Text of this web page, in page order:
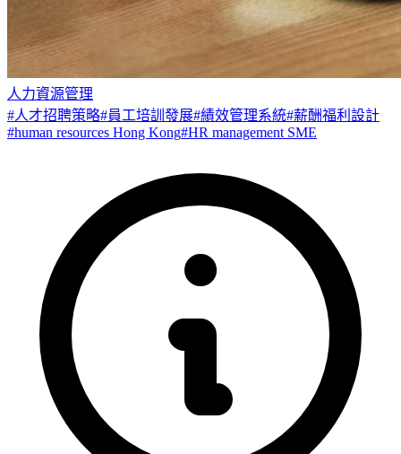
人力資源管理
#人才招聘策略#員工培訓發展#績效管理系統#薪酬福利設計
#human resources Hong Kong#HR management SME